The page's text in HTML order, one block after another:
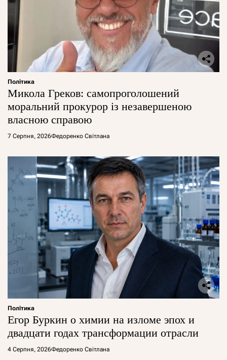
Політика
Микола Греков: самопроголошений
моральний прокурор із незавершеною
власною справою
7 Серпня, 2026Федоренко Світлана
Політика
Егор Буркин о химии на изломе эпох и
двадцати годах трансформации отрасли
4 Серпня, 2026Федоренко Світлана